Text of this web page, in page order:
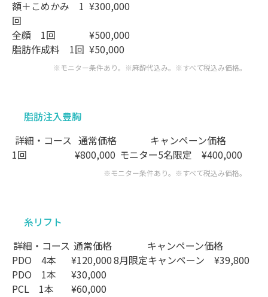
額＋こめかみ 1
回
¥300,000
全顔 1回
¥500,000
脂肪作成料 1回 ¥50,000
※モニター条件あり。※麻酔代込み。 ※すべて税込み価格。
脂肪注入豊胸
詳細・コース 通常価格
キャンペーン価格
1回
¥800,000 モニター5名限定 ¥400,000
※モニター条件あり。※すべて税込み価格。
糸リフト
詳細・コース 通常価格
キャンペーン価格
PDO 4本
¥120,0008月限定キャンペーン ¥39,800
PDO 1本
¥30,000
PCL 1本
¥60,000